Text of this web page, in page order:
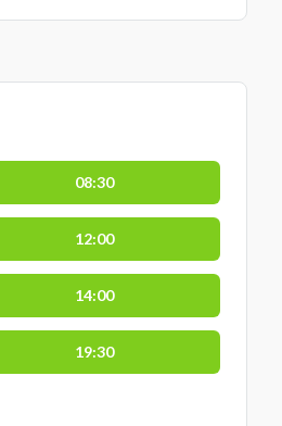
08:30
12:00
14:00
19:30